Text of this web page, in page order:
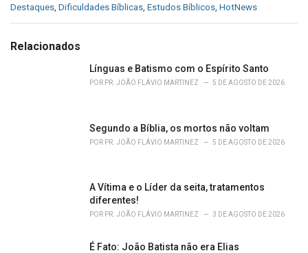
C
e
Destaques Dificuldades Bíblicas Estudos Bíblicos HotNews
Relacionados
Línguas e Batismo com o Espírito Santo
POR PR. JOÃO FLÁVIO MARTINEZ 5 DE AGOSTO DE 2026
Segundo a Bíblia, os mortos não voltam
POR PR. JOÃO FLÁVIO MARTINEZ 5 DE AGOSTO DE 2026
A Vítima e o Líder da seita, tratamentos
diferentes!
POR PR. JOÃO FLÁVIO MARTINEZ 3 DE AGOSTO DE 2026
É Fato: João Batista não era Elias